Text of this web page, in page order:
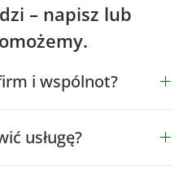
– napisz lub
i wspólnot?
usługę?